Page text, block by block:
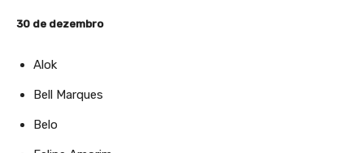
30 de dezembro
Alok
Bell Marques
Belo